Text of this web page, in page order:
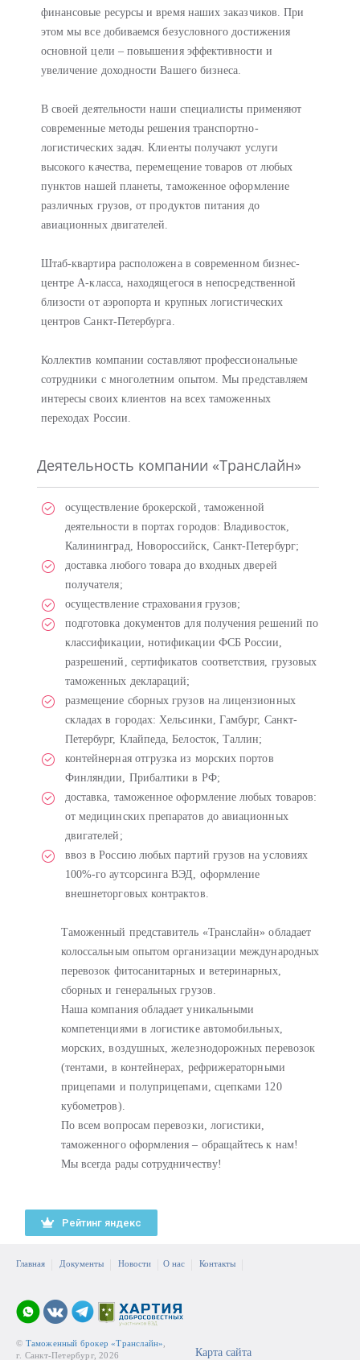
финансовые ресурсы и время наших заказчиков. При
этом мы все добиваемся безусловного достижения
основной цели – повышения эффективности и
увеличение доходности Вашего бизнеса.
В своей деятельности наши специалисты применяют
современные методы решения транспортно-
логистических задач. Клиенты получают услуги
высокого качества, перемещение товаров от любых
пунктов нашей планеты, таможенное оформление
различных грузов, от продуктов питания до
авиационных двигателей.
Штаб-квартира расположена в современном бизнес-
центре А-класса, находящегося в непосредственной
близости от аэропорта и крупных логистических
центров Санкт-Петербурга.
Коллектив компании составляют профессиональные
сотрудники с многолетним опытом. Мы представляем
интересы своих клиентов на всех таможенных
переходах России.
Деятельность компании «Транслайн»
осуществление брокерской, таможенной
деятельности в портах городов: Владивосток,
Калининград, Новороссийск, Санкт-Петербург;
доставка любого товара до входных дверей
получателя;
осуществление страхования грузов;
подготовка документов для получения решений по
классификации, нотификации ФСБ России,
разрешений, сертификатов соответствия, грузовых
таможенных деклараций;
размещение сборных грузов на лицензионных
складах в городах: Хельсинки, Гамбург, Санкт-
Петербург, Клайпеда, Белосток, Таллин;
контейнерная отгрузка из морских портов
Финляндии, Прибалтики в РФ;
доставка, таможенное оформление любых товаров:
от медицинских препаратов до авиационных
двигателей;
ввоз в Россию любых партий грузов на условиях
100%-го аутсорсинга ВЭД, оформление
внешнеторговых контрактов.
Таможенный представитель «Транслайн» обладает
колоссальным опытом организации международных
перевозок фитосанитарных и ветеринарных,
сборных и генеральных грузов.
Наша компания обладает уникальными
компетенциями в логистике автомобильных,
морских, воздушных, железнодорожных перевозок
(тентами, в контейнерах, рефрижераторными
прицепами и полуприцепами, сцепками 120
кубометров).
По всем вопросам перевозки, логистики,
таможенного оформления – обращайтесь к нам!
Мы всегда рады сотрудничеству!
Рейтинг яндекс
Главная Документы Новости О нас Контакты
© Таможенный брокер «Транслайн»
г. Санкт-Петербург, 2026
Карта сайта